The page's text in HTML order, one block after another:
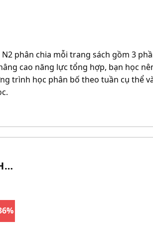
phân chia mỗi trang sách gồm 3
cao năng lực tổng hợp, bạn học
trình học phân bố theo tuần cụ thể